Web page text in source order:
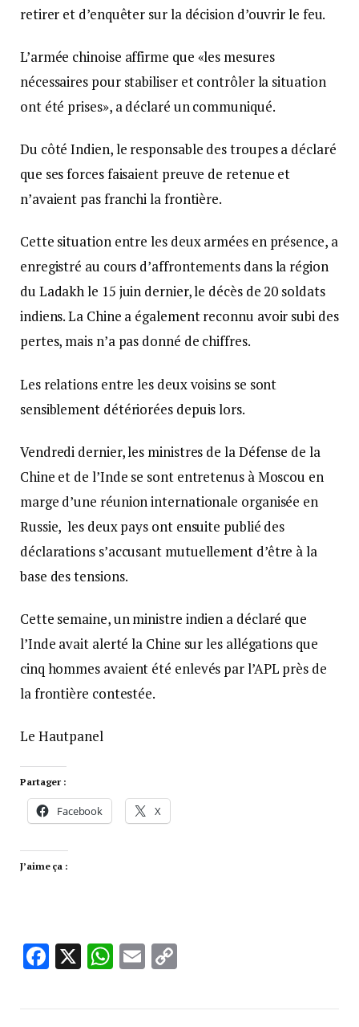
retirer et d’enquêter sur la décision d’ouvrir le feu.
L’armée chinoise affirme que «les mesures
nécessaires pour stabiliser et contrôler la situation
ont été prises», a déclaré un communiqué.
Du côté Indien, le responsable des troupes a déclaré
que ses forces faisaient preuve de retenue et
n’avaient pas franchi la frontière.
Cette situation entre les deux armées en présence, a
enregistré au cours d’affrontements dans la région
du Ladakh le 15 juin dernier, le décès de 20 soldats
indiens. La Chine a également reconnu avoir subi des
pertes, mais n’a pas donné de chiffres.
Les relations entre les deux voisins se sont
sensiblement détériorées depuis lors.
Vendredi dernier, les ministres de la Défense de la
Chine et de l’Inde se sont entretenus à Moscou en
marge d’une réunion internationale organisée en
Russie, les deux pays ont ensuite publié des
déclarations s’accusant mutuellement d’être à la
base des tensions.
Cette semaine, un ministre indien a déclaré que
l’Inde avait alerté la Chine sur les allégations que
cinq hommes avaient été enlevés par l’APL près de
la frontière contestée.
Le Hautpanel
Partager :
Facebook X
J’aime ça :
Facebook
X WhatsApp
Email